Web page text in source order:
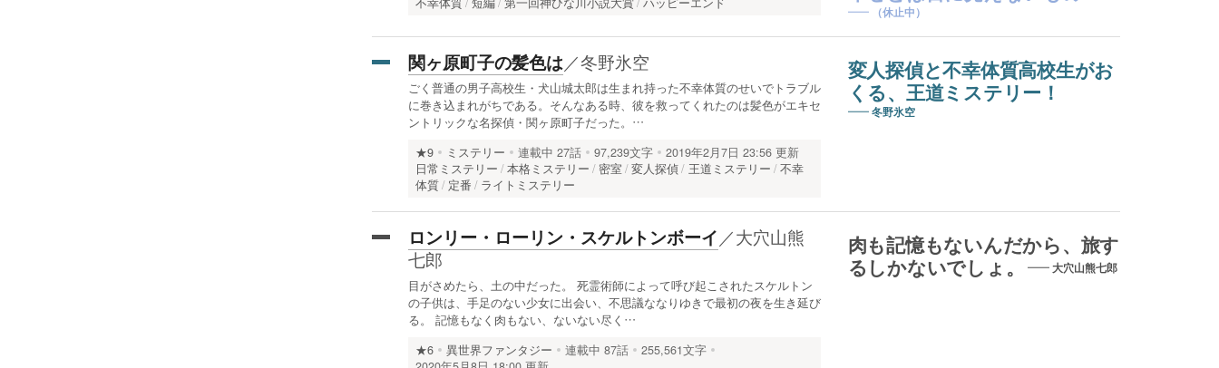
（休止中）
変人探偵と不幸体質高校生がお
くる、王道ミステリー！
冬野氷空
関ヶ原町子の髪色は／冬野氷空
ごく普通の男子高校生・犬山城太郎は生まれ持った不幸体質のせいでトラブル
に巻き込まれがちである。そんなある時、彼を救ってくれたのは髪色がエキセ
ントリックな名探偵・関ヶ原町子だった。…
★9 ミステリー 連載中 27話 97,239文字
2019年2月7日 23:56 更新
日常ミステリー
本格ミステリー 密室 変人探偵 王道ミステリー
不幸
体質
定番 ライトミステリー
肉も記憶もないんだから、旅す
るしかないでしょ。
大穴山熊七郎
ロンリー・ローリン・スケルトンボーイ ／大穴山熊
七郎
目がさめたら、土の中だった。 死霊術師によって呼び起こされたスケルトン
の子供は、手足のない少女に出会い、不思議ななりゆきで最初の夜を生き延び
る。 記憶もなく肉もない、ないない尽く…
★6 異世界ファンタジー 連載中 87話
255,561文字